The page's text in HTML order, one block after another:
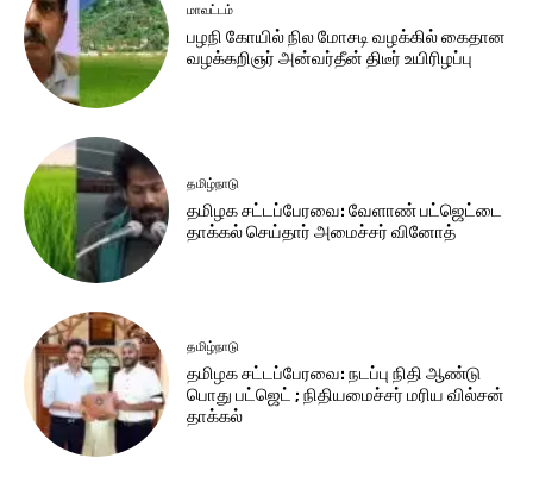
மாவட்டம்
பழநி கோயில் நில மோசடி வழக்கில் கைதான
வழக்கறிஞர் அன்வர்தீன் திடீர் உயிரிழப்பு
தமிழ்நாடு
தமிழக சட்​டப்​பேர​வை: வேளாண் பட்​ஜெட்டை
தாக்கல் செய்தார் அமைச்சர் வினோத்
தமிழ்நாடு
தமிழக சட்டப்பேரவை: நடப்பு நிதி ஆண்​டு
பொது பட்ஜெட் ; நிதியமைச்சர் மரிய வில்சன்
தாக்​கல்